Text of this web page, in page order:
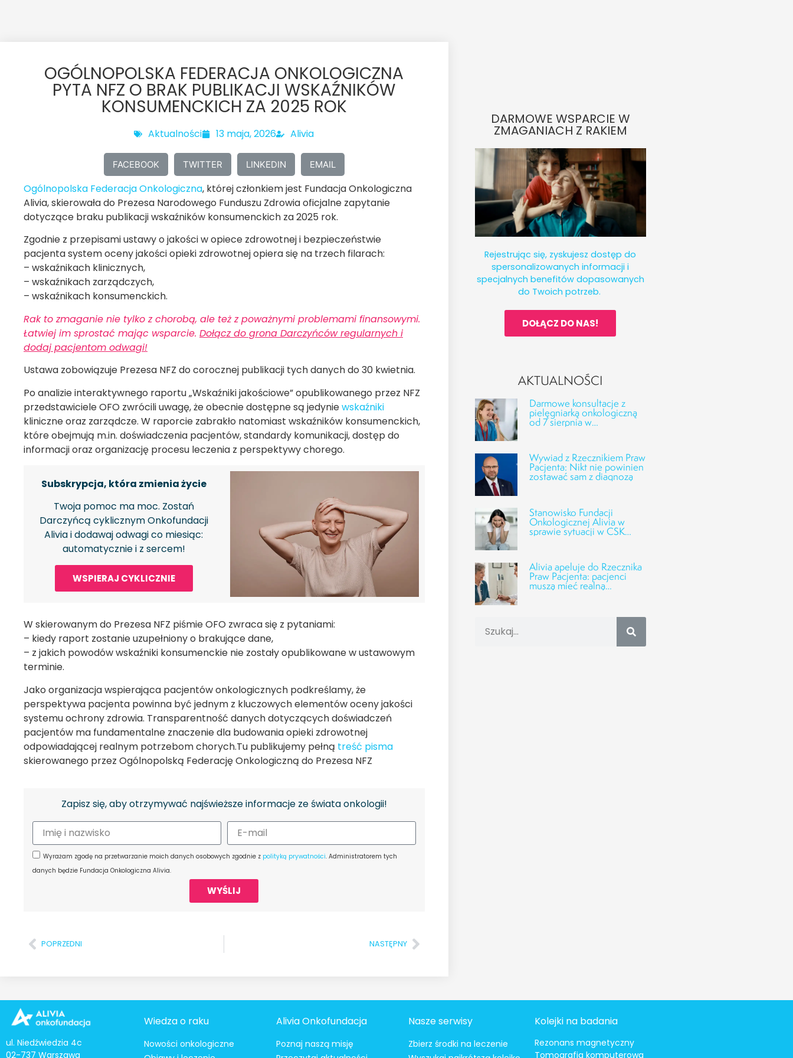
OGÓLNOPOLSKA FEDERACJA ONKOLOGICZNA
PYTA NFZ O BRAK PUBLIKACJI WSKAŹNIKÓW
KONSUMENCKICH ZA 2025 ROK
Aktualności 13 maja, 2026 Alivia
FACEBOOK TWITTER LINKEDIN EMAIL
Ogólnopolska Federacja Onkologiczna, której członkiem jest Fundacja Onkologiczna
Alivia, skierowała do Prezesa Narodowego Funduszu Zdrowia oficjalne zapytanie
dotyczące braku publikacji wskaźników konsumenckich za 2025 rok.
Zgodnie z przepisami ustawy o jakości w opiece zdrowotnej i bezpieczeństwie
pacjenta system oceny jakości opieki zdrowotnej opiera się na trzech filarach:
– wskaźnikach klinicznych,
– wskaźnikach zarządczych,
– wskaźnikach konsumenckich.
Rak to zmaganie nie tylko z chorobą, ale też z poważnymi problemami finansowymi.
Łatwiej im sprostać mając wsparcie. Dołącz do grona Darczyńców regularnych i
dodaj pacjentom odwagi!
Ustawa zobowiązuje Prezesa NFZ do corocznej publikacji tych danych do 30 kwietnia.
Po analizie interaktywnego raportu „Wskaźniki jakościowe” opublikowanego przez NFZ
przedstawiciele OFO zwrócili uwagę, że obecnie dostępne są jedyniewskaźniki
kliniczne oraz zarządcze. W raporcie zabrakło natomiast wskaźników konsumenckich,
które obejmują m.in. doświadczenia pacjentów, standardy komunikacji, dostęp do
informacji oraz organizację procesu leczenia z perspektywy chorego.
Subskrypcja, która zmienia życie
Twoja pomoc ma moc. Zostań
Darczyńcą cyklicznym Onkofundacji
Alivia i dodawaj odwagi co miesiąc:
automatycznie i z sercem!
WSPIERAJ CYKLICZNIE
W skierowanym do Prezesa NFZ piśmie OFO zwraca się z pytaniami:
– kiedy raport zostanie uzupełniony o brakujące dane,
– z jakich powodów wskaźniki konsumenckie nie zostały opublikowane w ustawowym
terminie.
Jako organizacja wspierająca pacjentów onkologicznych podkreślamy, że
perspektywa pacjenta powinna być jednym z kluczowych elementów oceny jakości
systemu ochrony zdrowia. Transparentność danych dotyczących doświadczeń
pacjentów ma fundamentalne znaczenie dla budowania opieki zdrowotnej
odpowiadającej realnym potrzebom chorych.Tu publikujemy pełną treść pisma
skierowanego przez Ogólnopolską Federację Onkologiczną do Prezesa NFZ
Zapisz się, aby otrzymywać najświeższe informacje ze świata onkologii!
Wyrażam zgodę na przetwarzanie moich danych osobowych zgodnie z polityką prywatności. Administratorem tych
danych będzie Fundacja Onkologiczna Alivia.
WYŚLIJ
POPRZEDNI NASTĘPNY
DARMOWE WSPARCIE W
ZMAGANIACH Z RAKIEM
Rejestrując się, zyskujesz dostęp do
spersonalizowanych informacji i
specjalnych benefitów dopasowanych
do Twoich potrzeb.
DOŁĄCZ DO NAS!
AKTUALNOŚCI
Darmowe konsultacje z
pielęgniarką onkologiczną
od 7 sierpnia w
Onkofundacji Alivia!
Wywiad z Rzecznikiem Praw
Pacjenta: Nikt nie powinien
zostawać sam z diagnozą
Stanowisko Fundacji
Onkologicznej Alivia w
sprawie sytuacji w CSK
UMED w Łodzi
Alivia apeluje do Rzecznika
Praw Pacjenta: pacjenci
muszą mieć realną
możliwość oceny jakości
Wiedza o raku Alivia Onkofundacja Nasze serwisy Kolejki na badania
ul. Niedźwiedzia 4c
02-737 Warszawa
Nowości onkologiczne
Poznaj naszą misję
Zbierz środki na leczenie
Rezonans magnetyczny
Tomografia komputerowa